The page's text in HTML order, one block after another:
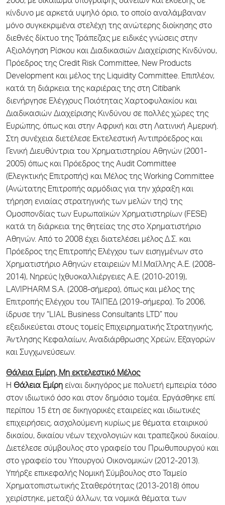
κίνδυνο με αρκετά υψηλό όριο, το οποίο αναλάμβαναν
μόνο συγκεκριμένα στελέχη της ανώτερης διοίκησης στο
διεθνές δίκτυο της Τράπεζας με ειδικές γνώσεις στην
Αξιολόγηση Ρίσκου και Διαδικασιών Διαχείρισης Κινδύνου,
Πρόεδρος της Credit Risk Committee, New Products
Development και μέλος της Liquidity Committee. Επιπλέον,
κατά τη διάρκεια της καριέρας της στη Citibank
διενήργησε Ελέγχους Ποιότητας Χαρτοφυλακίου και
Διαδικασιών Διαχείρισης Κινδύνου σε πολλές χώρες της
Ευρώπης, όπως και στην Αφρική και στη Λατινική Αμερική.
Στη συνέχεια διετέλεσε Εκτελεστική Αντιπρόεδρος και
Γενική Διευθύντρια του Χρηματιστηρίου Αθηνών (2001-
2005) όπως και Πρόεδρος της Audit Committee
(Ελεγκτικής Επιτροπής) και Μέλος της Working Committee
(Ανώτατης Επιτροπής αρμόδιας για την χάραξη και
τήρηση ενιαίας στρατηγικής των μελών της) της
Ομοσπονδίας των Ευρωπαϊκών Χρηματιστηρίων (FESE)
κατά τη διάρκεια της θητείας της στο Χρηματιστήριο
Αθηνών. Από το 2008 έχει διατελέσει μέλος Δ.Σ. και
Πρόεδρος της Επιτροπής Ελέγχου των εισηγμένων στο
Χρηματιστήριο Αθηνών εταιρειών Μ.Ι.Μαΐλλης Α.Ε. (2008-
2014), Νηρεύς Ιχθυοκαλλιέργειες Α.Ε. (2010-2019),
LAVIPHARM S.A. (2008-σήμερα), όπως και μέλος της
Επιτροπής Ελέγχου του ΤΑΙΠΕΔ (2019-σήμερα). Το 2006,
ίδρυσε την “LIAL Business Consultants LTD” που
εξειδικεύεται στους τομείς Επιχειρηματικής Στρατηγικής,
Άντλησης Κεφαλαίων, Αναδιάρθρωσης Χρεών, Εξαγορών
και Συγχωνεύσεων.
Θάλεια Εμίρη, Μη εκτελεστικό Μέλος
Η Θάλεια Εμίρη είναι δικηγόρος με πολυετή εμπειρία τόσο
στον ιδιωτικό όσο και στον δημόσιο τομέα. Εργάσθηκε επί
περίπου 15 έτη σε δικηγορικές εταιρείες και ιδιωτικές
επιχειρήσεις, ασχολούμενη κυρίως με θέματα εταιρικού
δικαίου, δικαίου νέων τεχνολογιών και τραπεζικού δικαίου.
Διετέλεσε σύμβουλος στο γραφείο του Πρωθυπουργού και
στο γραφείο του Υπουργού Οικονομικών (2012-2013).
Υπήρξε επικεφαλής Νομική Σύμβουλος στο Ταμείο
Χρηματοπιστωτικής Σταθερότητας (2013-2018) όπου
χειρίστηκε, μεταξύ άλλων, τα νομικά θέματα των